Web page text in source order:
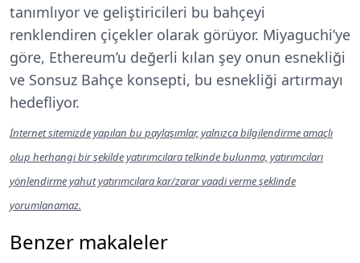
tanımlıyor ve geliştiricileri bu bahçeyi
renklendiren çiçekler olarak görüyor. Miyaguchi’ye
göre, Ethereum’u değerli kılan şey onun esnekliği
ve Sonsuz Bahçe konsepti, bu esnekliği artırmayı
hedefliyor.
İnternet sitemizde yapılan bu paylaşımlar, yalnızca bilgilendirme amaçlı
olup herhangi bir şekilde yatırımcılara telkinde bulunma, yatırımcıları
yönlendirme yahut yatırımcılara kar/zarar vaadi verme şeklinde
yorumlanamaz.
Benzer makaleler